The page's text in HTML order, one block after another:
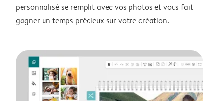
personnalisé se remplit avec vos photos et vous fait
gagner un temps précieux sur votre création.